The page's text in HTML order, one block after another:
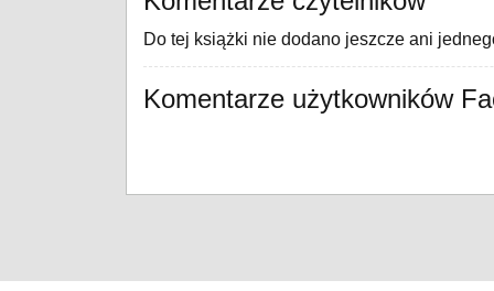
Do tej książki nie dodano jeszcze ani
Komentarze użytkowników